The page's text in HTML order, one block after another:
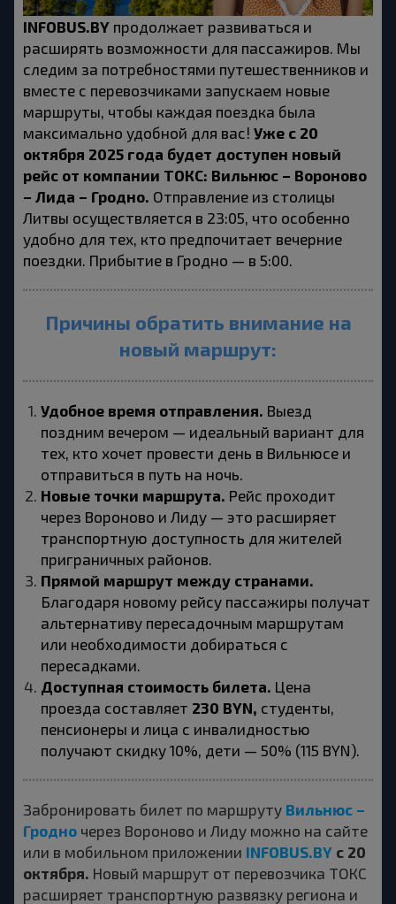
INFOBUS.BY продолжает развиваться и
расширять возможности для пассажиров. Мы
следим за потребностями путешественников и
вместе с перевозчиками запускаем новые
маршруты, чтобы каждая поездка была
максимально удобной для вас! Уже с 20
октября 2025 года будет доступен новый
рейс от компании ТОКС: Вильнюс – Вороново
– Лида – Гродно. Отправление из столицы
Литвы осуществляется в 23:05, что особенно
удобно для тех, кто предпочитает вечерние
поездки. Прибытие в Гродно — в 5:00.
Причины обратить внимание на
новый маршрут:
Удобное время отправления. Выезд
поздним вечером — идеальный вариант для
тех, кто хочет провести день в Вильнюсе и
отправиться в путь на ночь.
Новые точки маршрута. Рейс проходит
через Вороново и Лиду — это расширяет
транспортную доступность для жителей
приграничных районов.
Прямой маршрут между странами.
Благодаря новому рейсу пассажиры получат
альтернативу пересадочным маршрутам
или необходимости добираться с
пересадками.
Доступная стоимость билета. Цена
проезда составляет 230 BYN, студенты,
пенсионеры и лица с инвалидностью
получают скидку 10%, дети — 50% (115 BYN).
Забронировать билет по маршруту Вильнюс –
Гродно через Вороново и Лиду можно на сайте
или в мобильном приложении INFOBUS.BY с 20
октября. Новый маршрут от перевозчика ТОКС
расширяет транспортную развязку региона и